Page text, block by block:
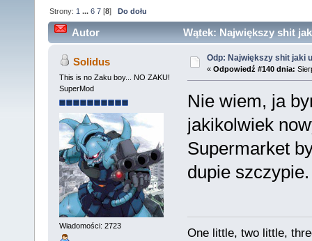
Strony: 1 ...6 7 [8]Do dołu
Autor Wątek: Największy shit
Solidus
This is no Zaku boy... NO ZAKU!
SuperMod
Wiadomości: 2723
Odp: Największy shit jaki
« Odpowiedź #140 dnia:
Nie wiem, ja
jakikolwiek
Supermarket
dupie szczypie.
One little, two little,